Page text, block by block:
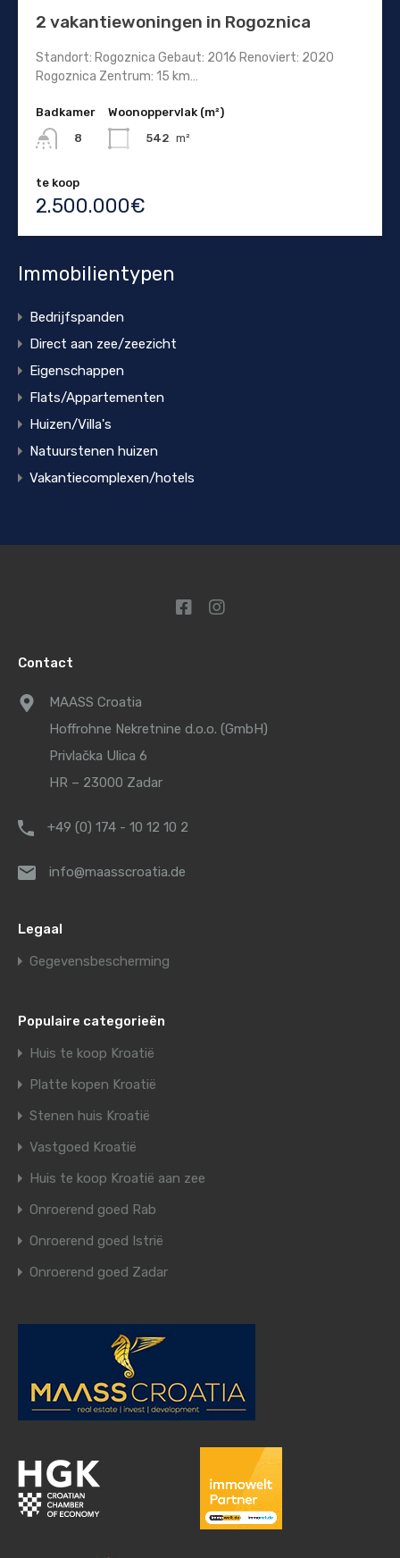
2 vakantiewoningen in Rogoznica
Standort: Rogoznica Gebaut: 2016 Renoviert: 2020
Rogoznica Zentrum: 15 km…
Badkamer
8
Woonoppervlak (m²)
542 m²
te koop
2.500.000€
Immobilientypen
Bedrijfspanden
Direct aan zee/zeezicht
Eigenschappen
Flats/Appartementen
Huizen/Villa's
Natuurstenen huizen
Vakantiecomplexen/hotels
Contact
MAASS Croatia
Hoffrohne Nekretnine d.o.o. (GmbH)
Privlačka Ulica 6
HR – 23000 Zadar
+49 (0) 174 - 10 12 10 2
info@maasscroatia.de
Legaal
Gegevensbescherming
Populaire categorieën
Huis te koop Kroatië
Platte kopen Kroatië
Stenen huis Kroatië
Vastgoed Kroatië
Huis te koop Kroatië aan zee
Onroerend goed Rab
Onroerend goed Istrië
Onroerend goed Zadar